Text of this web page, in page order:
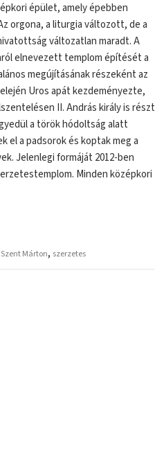
épület, amely épebben
orgona, a liturgia változott, de a
változatlan maradt. A
elnevezett templom építését a
megújításának részeként az
Uros apát kezdeményezte,
II. András király is részt
a török hódoltság alatt
el a padsorok és koptak meg a
Jelenlegi formáját 2012-ben
Minden középkori
Szent Márton, szerzetes